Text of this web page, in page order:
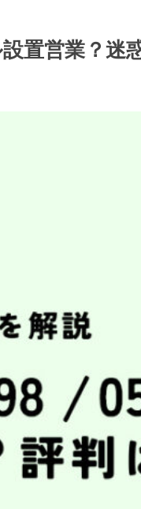
置営業？迷